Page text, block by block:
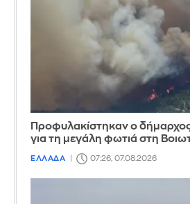
Προφυλακίστηκαν ο δήμαρχος
για τη μεγάλη φωτιά στη
ΕΛΛΑΔΑ 07:26, 07.08.2026